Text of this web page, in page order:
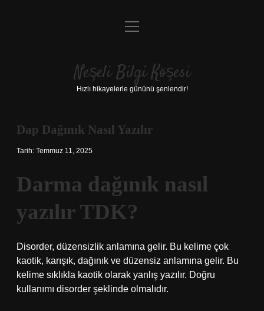
Anasayfa
Yasal Uyarı
menüyü
Neşeli Bilgi Köşesi
Hızlı hikayelerle gününü şenlendir!
Dap Dağınık Nasıl Yazılır
Tarih: Temmuz 11, 2025
Darma dağınık nasıl
yazılır TDK?
Disorder, düzensizlik anlamına gelir. Bu kelime çok
kaotik, karışık, dağınık ve düzensiz anlamına gelir. Bu
kelime sıklıkla kaotik olarak yanlış yazılır. Doğru
kullanımı disorder şeklinde olmalıdır.